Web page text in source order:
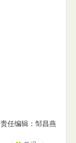
责任编辑：邹昌燕